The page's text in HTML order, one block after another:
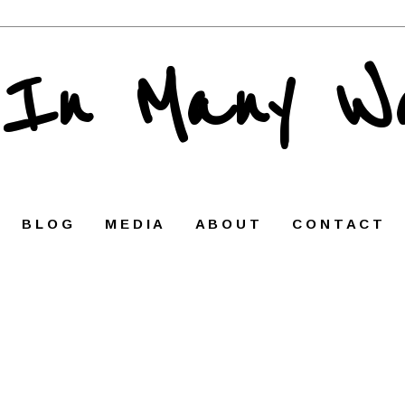
Many
B L O G M E D I A A B O U T C O N T A C T